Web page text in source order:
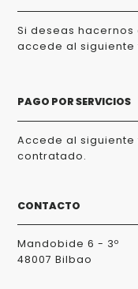
Si deseas
accede al siguiente
PAGO POR SERVICIOS
Accede al
contratado.
CONTACTO
Mandobide 6 - 3º
48007 Bilbao